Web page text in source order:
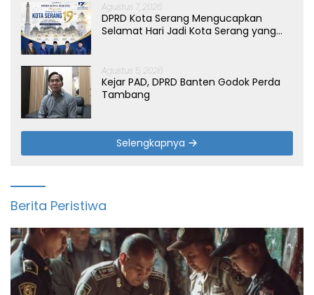
Agustus 7, 2026
DPRD Kota Serang Mengucapkan
Selamat Hari Jadi Kota Serang yang
Agustus 5, 2026
Kejar PAD, DPRD Banten Godok Perda
Tambang
Selengkapnya
Berita Peristiwa